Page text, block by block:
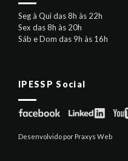
Seg à Qui das 8h às 22h
Sex das 8h às 20h
Sáb e Dom das 9h às 16h
IPESSP Social
Desenvolvido por Praxys Web